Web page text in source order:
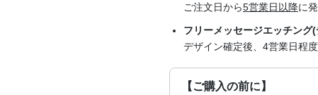
ご注文日から5営業日以降に
フリーメッセージエッチング
デザイン確定後、4営業日程
【ご購入の前に】